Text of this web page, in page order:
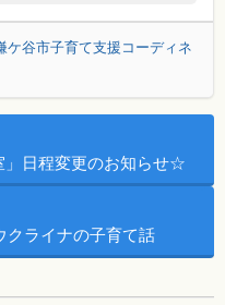
ケ谷市子育て支援コーディネ
日程変更のお知らせ☆
クライナの子育て話